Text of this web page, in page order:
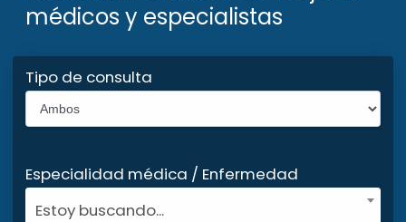
médicos y especialistas
Tipo de consulta
Especialidad médica / Enfermedad
Estoy buscando...